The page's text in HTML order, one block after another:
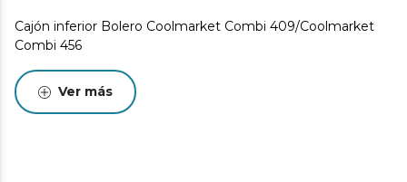
Cajón inferior Bolero Coolmarket Combi 409/Coolmarket
Combi 456
Ver más